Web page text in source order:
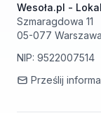
Wesoła.pl -
Szmaragdowa 11
05-077
NIP: 9522007514
Prześlij